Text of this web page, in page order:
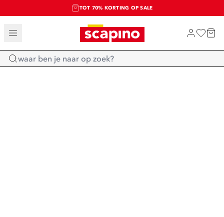
TOT 70% KORTING OP SALE
SALE: LAATSTE KANS!
SHOP NIEUW
Home